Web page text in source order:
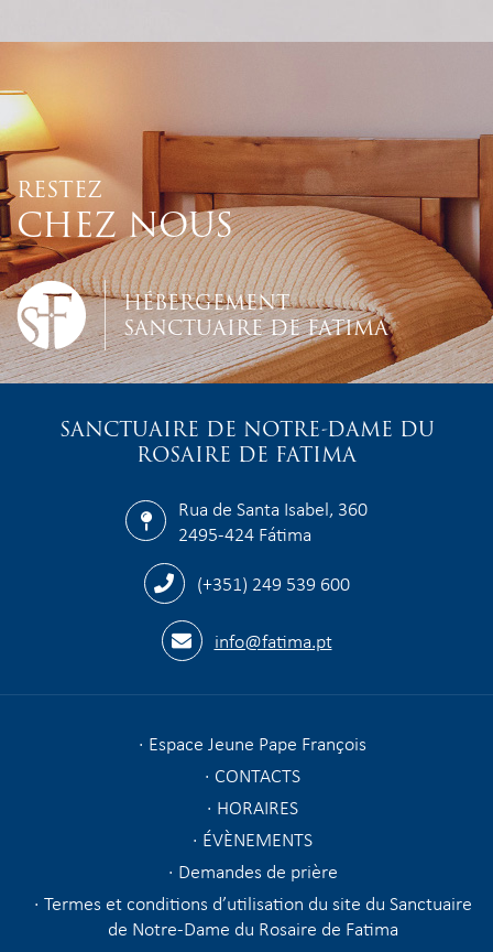
RESTEZ
CHEZ NOUS
HÉBERGEMENT
SANCTUAIRE DE FATIMA
SANCTUAIRE DE NOTRE-DAME DU
ROSAIRE DE FATIMA
Rua de Santa Isabel, 360
2495-424 Fátima
(+351) 249 539 600
info@fatima.pt
Espace Jeune Pape François
CONTACTS
HORAIRES
ÉVÈNEMENTS
Demandes de prière
Termes et conditions d’utilisation du site du Sanctuaire
de Notre-Dame du Rosaire de Fatima